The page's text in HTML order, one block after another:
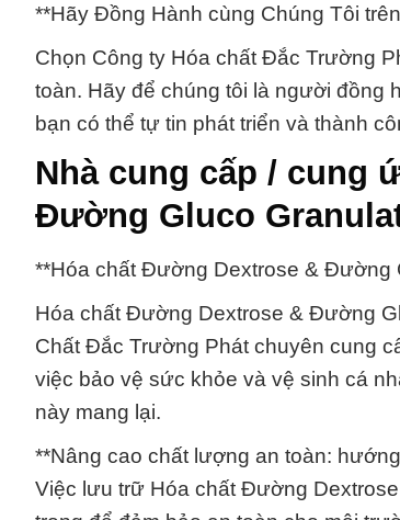
**Hãy Đồng Hành cùng Chúng Tôi
Chọn Công ty Hóa chất Đắc Trường
toàn. Hãy để chúng tôi là người đồng
bạn có thể tự tin phát triển và thành
Nhà cung cấp / cung
Đường Gluco
**Hóa chất Đường Dextrose & Đường
Hóa chất Đường Dextrose & Đường
Chất Đắc Trường Phát chuyên cung
việc bảo vệ sức khỏe và vệ sinh cá
này mang lại.
**Nâng cao chất lượng an toàn:
Việc lưu trữ Hóa chất Đường